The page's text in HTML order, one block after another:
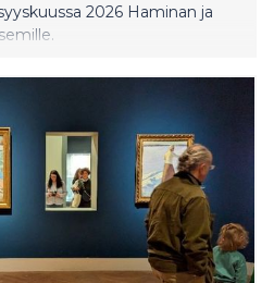
2026 Haminan ja